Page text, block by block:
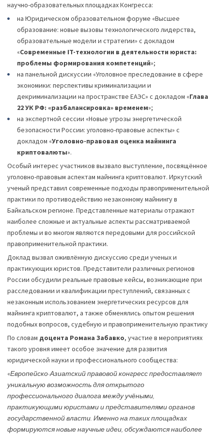
научно-образовательных площадках Конгресса:
на Юридическом образовательном форуме «Высшее
образование: новые вызовы технологического лидерства,
образовательные модели и стратегии» с докладом
«Современные IT-технологии в деятельности юриста:
проблемы формирования компетенций»;
на панельной дискуссии «Уголовное преследование в сфере
экономики: перспективы криминализации и
декриминализации на пространстве ЕАЭС» с докладом «Глава
22 УК РФ: «разбалансировка» временем»;
на экспертной сессии «Новые угрозы энергетической
безопасности России: уголовно-правовые аспекты» с
докладом «Уголовно-правовая оценка майнинга
криптовалюты».
Особый интерес участников вызвало выступление, посвящённое
уголовно-правовым аспектам майнинга криптовалют. Иркутский
ученый представил современные подходы правоприменительной
практики по противодействию незаконному майнингу в
Байкальском регионе. Представленные материалы отражают
наиболее сложные и актуальные аспекты рассматриваемой
проблемы и во многом являются передовыми для российской
правоприменительной практики.
Доклад вызвал оживлённую дискуссию среди ученых и
практикующих юристов. Представители различных регионов
России обсудили реальные правовые кейсы, возникающие при
расследовании и квалификации преступлений, связанных с
незаконным использованием энергетических ресурсов для
майнинга криптовалют, а также обменялись опытом решения
подобных вопросов, судебную и правоприменительную практику
По словам доцента Романа Забавко, участие в мероприятиях
такого уровня имеет особое значение для развития
юридической науки и профессионального сообщества:
«Европейско-Азиатский правовой конгресс предоставляет
уникальную возможность для открытого
профессионального диалога между учёными,
практикующими юристами и представителями органов
государственной власти. Именно на таких площадках
формируются новые научные идеи, обсуждаются наиболее